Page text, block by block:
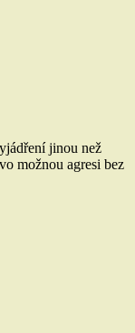
jinou než
možnou agresi bez